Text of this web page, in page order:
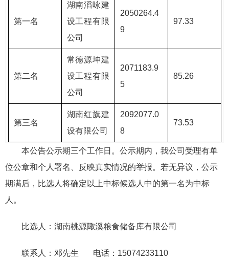
第一名
湖南滔咏建
设工程有限
公司
2050264.4
9
97.33
第二名
常德源坤建
设工程有限
公司
2071183.9
5
85.26
第三名
湖南红旗建
设有限公司
2092077.0
8
73.53
本公告公示期三个工作日。公示期内，我公司受理有单
位公章和个人署名、反映真实情况的举报。若无异议，公示
期满后，比选人将确定以上中标候选人中的第一名为中标
人。
比选人：湖南桃源陬溪粮食储备库有限公司
联系人：邓先生 电话：15074233110